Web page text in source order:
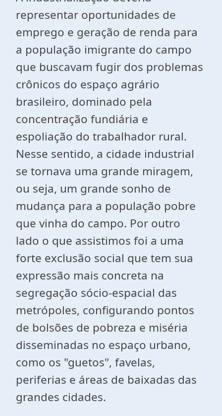
representar oportunidades de
emprego e geração de renda para
a população imigrante do campo
que buscavam fugir dos problemas
crônicos do espaço agrário
brasileiro, dominado pela
concentração fundiária e
espoliação do trabalhador rural.
Nesse sentido, a cidade industrial
se tornava uma grande miragem,
ou seja, um grande sonho de
mudança para a população pobre
que vinha do campo. Por outro
lado o que assistimos foi a uma
forte exclusão social que tem sua
expressão mais concreta na
segregação sócio-espacial das
metrópoles, configurando pontos
de bolsões de pobreza e miséria
disseminadas no espaço urbano,
como os "guetos", favelas,
periferias e áreas de baixadas das
grandes cidades.